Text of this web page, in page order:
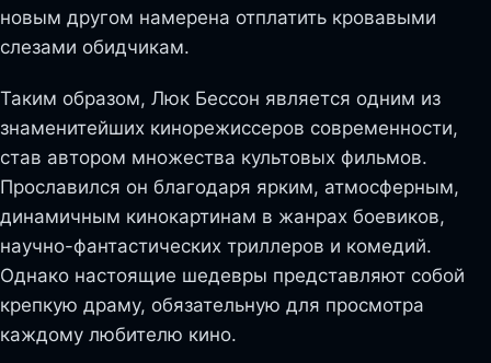
новым другом намерена отплатить кровавыми
слезами обидчикам.
Таким образом, Люк Бессон является одним из
знаменитейших кинорежиссеров современности,
став автором множества культовых фильмов.
Прославился он благодаря ярким, атмосферным,
динамичным кинокартинам в жанрах боевиков,
научно-фантастических триллеров и комедий.
Однако настоящие шедевры представляют собой
крепкую драму, обязательную для просмотра
каждому любителю кино.